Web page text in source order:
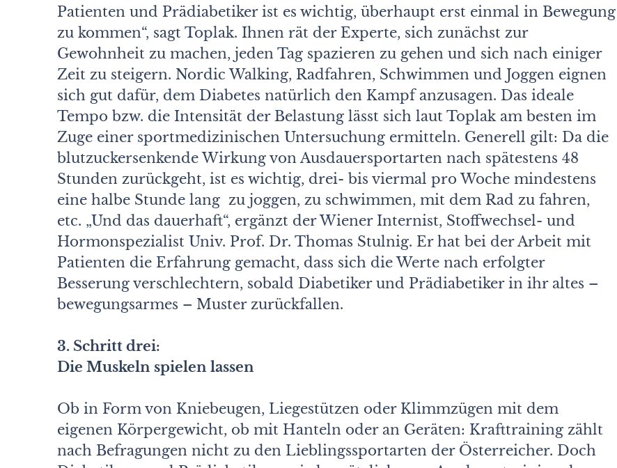
Patienten und Prädiabetiker ist es wichtig, überhaupt erst einmal in Bewegung
zu kommen“, sagt Toplak. Ihnen rät der Experte, sich zunächst zur
Gewohnheit zu machen, jeden Tag spazieren zu gehen und sich nach einiger
Zeit zu steigern. Nordic Walking, Radfahren, Schwimmen und Joggen eignen
sich gut dafür, dem Diabetes natürlich den Kampf anzusagen. Das ideale
Tempo bzw. die Intensität der Belastung lässt sich laut Toplak am besten im
Zuge einer sportmedizinischen Untersuchung ermitteln. Generell gilt: Da die
blutzuckersenkende Wirkung von Ausdauersportarten nach spätestens 48
Stunden zurückgeht, ist es wichtig, drei- bis viermal pro Woche mindestens
eine halbe Stunde lang zu joggen, zu schwimmen, mit dem Rad zu fahren,
etc. „Und das dauerhaft“, ergänzt der Wiener Internist, Stoffwechsel- und
Hormonspezialist Univ. Prof. Dr. Thomas Stulnig. Er hat bei der Arbeit mit
Patienten die Erfahrung gemacht, dass sich die Werte nach erfolgter
Besserung verschlechtern, sobald Diabetiker und Prädiabetiker in ihr altes –
bewegungsarmes – Muster zurückfallen.
3. Schritt drei:
Die Muskeln spielen lassen
Ob in Form von Kniebeugen, Liegestützen oder Klimmzügen mit dem
eigenen Körpergewicht, ob mit Hanteln oder an Geräten: Krafttraining zählt
nach Befragungen nicht zu den Lieblingssportarten der Österreicher. Doch